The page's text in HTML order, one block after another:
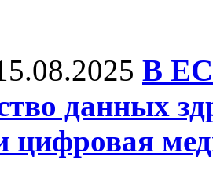
В ЕС
данных
цифровая